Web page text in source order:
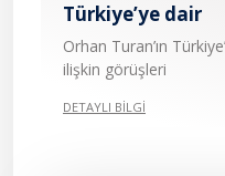
Türkiye’ye dair
Orhan Turan’ın
ilişkin görüşleri
DETAYLI BİLGİ